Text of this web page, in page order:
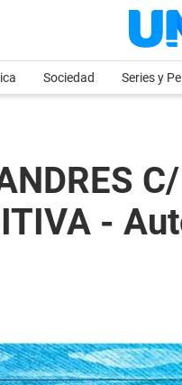
Sociedad Series y
-